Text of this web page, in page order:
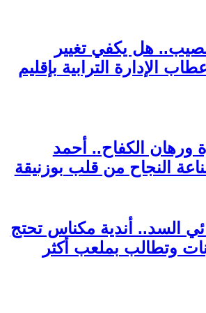
هل يكفي تغيير
الإدارة الترابية بإقليم
ورهان الكفاح.. أحمد
النجاح من قلب بوزنيقة
السد.. أندية مكناس تحتج
وتطالب بملعب أكثر